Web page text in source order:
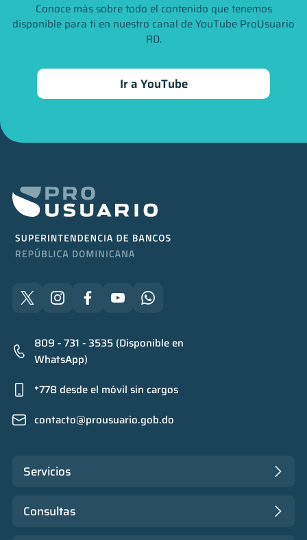
Conoce más sobre todo el contenido que tenemos
disponible para ti en nuestro canal de YouTube ProUsuario
RD.
Ir a YouTube
809 - 731 - 3535 (Disponible en
WhatsApp)
*778 desde el móvil sin cargos
contacto@prousuario.gob.do
Servicios
Consultas